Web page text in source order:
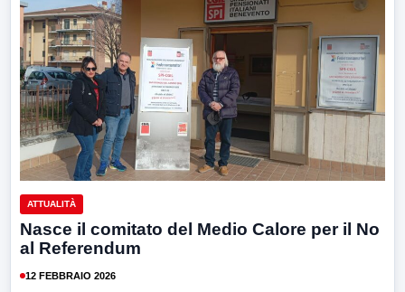
ATTUALITÀ
Nasce il comitato del Medio Calore per il No
al Referendum
12 FEBBRAIO 2026